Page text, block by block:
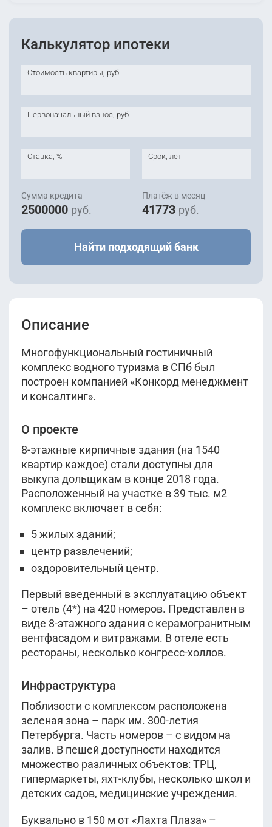
Калькулятор ипотеки
Стоимость квартиры, руб.
Первоначальный взнос, руб.
Ставка, % Срок, лет
Сумма кредита
2500000 руб.
Платёж в месяц
41773 руб.
Найти подходящий банк
Описание
Многофункциональный гостиничный
комплекс водного туризма в СПб был
построен компанией «Конкорд менеджмент
и консалтинг».
О проекте
8-этажные кирпичные здания (на 1540
квартир каждое) стали доступны для
выкупа дольщикам в конце 2018 года.
Расположенный на участке в 39 тыс. м2
комплекс включает в себя:
5 жилых зданий;
центр развлечений;
оздоровительный центр.
Первый введенный в эксплуатацию объект
– отель (4*) на 420 номеров. Представлен в
виде 8-этажного здания с керамогранитным
вентфасадом и витражами. В отеле есть
рестораны, несколько конгресс-холлов.
Инфраструктура
Поблизости с комплексом расположена
зеленая зона – парк им. 300-летия
Петербурга. Часть номеров – с видом на
залив. В пешей доступности находится
множество различных объектов: ТРЦ,
гипермаркеты, яхт-клубы, несколько школ и
детских садов, медицинские учреждения.
Буквально в 150 м от «Лахта Плаза» –